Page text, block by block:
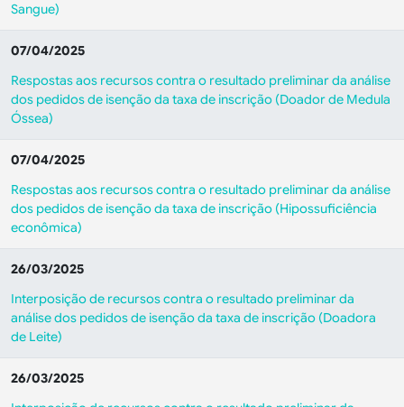
Sangue)
07/04/2025
Respostas aos recursos contra o resultado preliminar da análise
dos pedidos de isenção da taxa de inscrição (Doador de Medula
Óssea)
07/04/2025
Respostas aos recursos contra o resultado preliminar da análise
dos pedidos de isenção da taxa de inscrição (Hipossuficiência
econômica)
26/03/2025
Interposição de recursos contra o resultado preliminar da
análise dos pedidos de isenção da taxa de inscrição (Doadora
de Leite)
26/03/2025